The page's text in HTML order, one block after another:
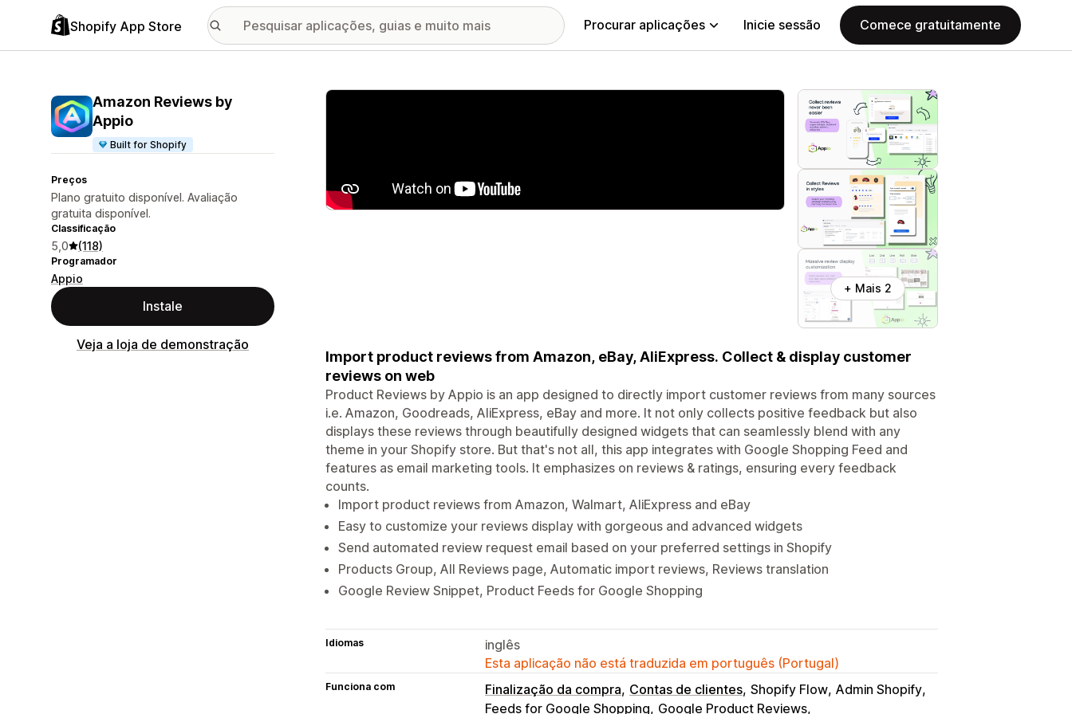
Shopify App Store Procurar aplicações Inicie sessão Comece gratuitamente
Amazon Reviews by
Appio
Built for Shopify
Preços
Plano gratuito disponível. Avaliação
gratuita disponível.
Classificação
5,0 (118)
Programador
Appio
Instale
Veja a loja de demonstração
Galeria de imagens em destaque
+ Mais 2
Import product reviews from Amazon, eBay, AliExpress. Collect & display customer
reviews on web
Product Reviews by Appio is an app designed to directly import customer reviews from many sources
i.e. Amazon, Goodreads, AliExpress, eBay and more. It not only collects positive feedback but also
displays these reviews through beautifully designed widgets that can seamlessly blend with any
theme in your Shopify store. But that's not all, this app integrates with Google Shopping Feed and
features as email marketing tools. It emphasizes on reviews & ratings, ensuring every feedback
counts.
Import product reviews from Amazon, Walmart, AliExpress and eBay
Easy to customize your reviews display with gorgeous and advanced widgets
Send automated review request email based on your preferred settings in Shopify
Products Group, All Reviews page, Automatic import reviews, Reviews translation
Google Review Snippet, Product Feeds for Google Shopping
Idiomas
inglês
Esta aplicação não está traduzida em português (Portugal)
Funciona com Finalização da compra Contas de clientes Shopify Flow Admin Shopify
Feeds for Google Shopping Google Product Reviews